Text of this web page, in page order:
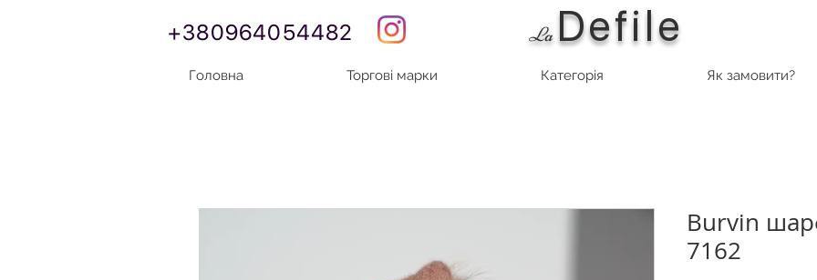
+380964054482 La Defile
Головна Торгові марки Категорія Як замовити?
Burvin
7162